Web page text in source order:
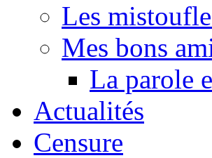
Les
Mes bons
La parole
Actualités
Censure